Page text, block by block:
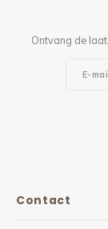
Contact
Ontvang de